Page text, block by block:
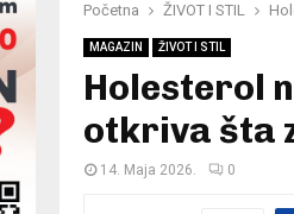
Početna ŽIVOT I STIL
MAGAZIN ŽIVOT I STIL
Holesterol
otkriva šta
14. Maja 2026. 0